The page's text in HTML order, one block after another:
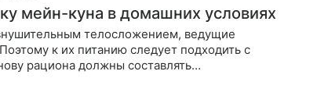
мейн-куна в домашних условиях
телосложением, ведущие
к их питанию следует подходить с
рациона должны составлять
В них должно